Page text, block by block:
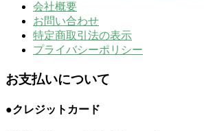
会社概要
お問い合わせ
特定商取引法の表示
プライバシーポリシー
お支払いについて
●クレジットカード